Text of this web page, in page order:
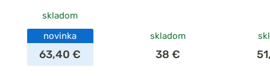
skladom
novinka
63,40 €
skladom
38 €